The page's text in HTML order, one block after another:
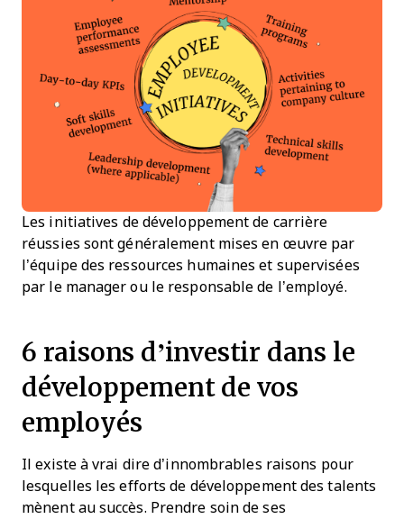
Les initiatives de développement de carrière
réussies sont généralement mises en œuvre par
l’équipe des ressources humaines et supervisées
par le manager ou le responsable de l’employé.
6 raisons d’investir dans le
développement de vos
employés
Il existe à vrai dire d’innombrables raisons pour
lesquelles les efforts de développement des talents
mènent au succès. Prendre soin de ses